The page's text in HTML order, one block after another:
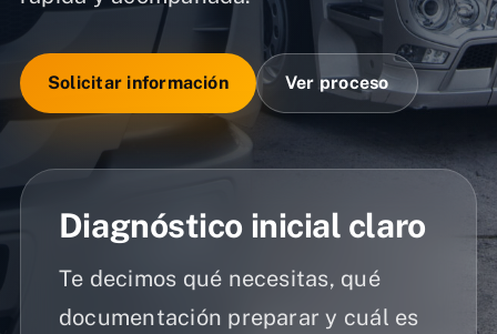
Solicitar información Ver proceso
Diagnóstico inicial claro
Te decimos qué necesitas, qué
documentación preparar y cuál es